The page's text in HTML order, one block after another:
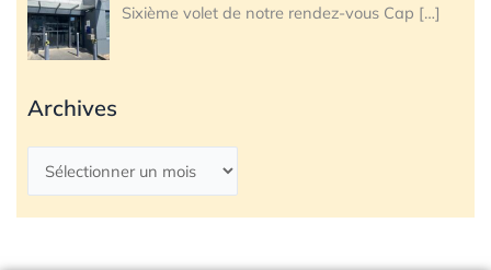
Sixième volet de notre rendez-vous Cap […]
Archives